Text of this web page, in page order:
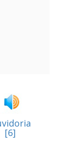
[6]